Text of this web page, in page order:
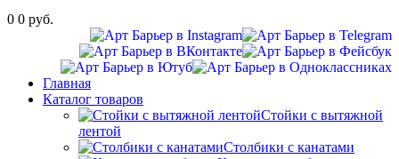
0 0 руб.
Главная
Каталог товаров
Стойки с вытяжной
лентой
Столбики с канатами